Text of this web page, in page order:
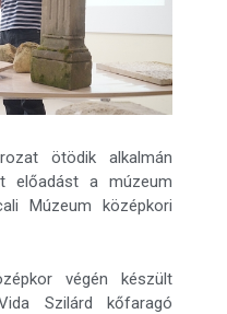
ötödik alkalmán
előadást a múzeum
Múzeum középkori
végén készült
Szilárd kőfaragó